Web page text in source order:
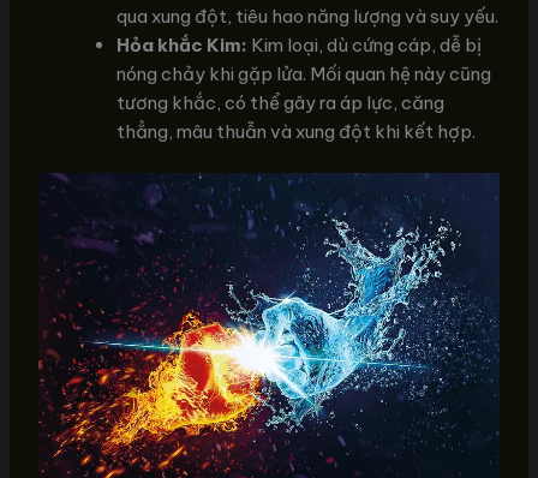
qua xung đột, tiêu hao năng lượng và suy yếu.
Hỏa khắc Kim: Kim loại, dù cứng cáp, dễ bị
nóng chảy khi gặp lửa. Mối quan hệ này cũng
tương khắc, có thể gây ra áp lực, căng
thẳng, mâu thuẫn và xung đột khi kết hợp.